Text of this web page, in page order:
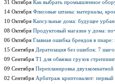
31 Октября Как выбрать промышленное
14 Октября Флисовые штаны: материалы,
10 Октября Капсульные дома: будущее
08 Октября Продуктовый магазин у дома:
06 Октября Главная ошибка брендов в
15 Сентября Дератизация без ошибок: 7
09 Сентября T1 для обвязки грузов
09 Сентября Перепланировка двухкомнатной
02 Сентября Арбитраж криптовалют: первый